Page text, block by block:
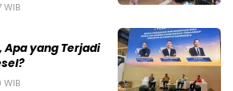
Apa yang Terjadi